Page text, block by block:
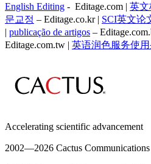
English Editing - Editage.com | 英文
문교정 – Editage.co.kr | SCI英文论
| publicação de artigos –
Editage.com.tw | 英语润色服务使
Accelerating scientific advancement
2002—2026 Cactus